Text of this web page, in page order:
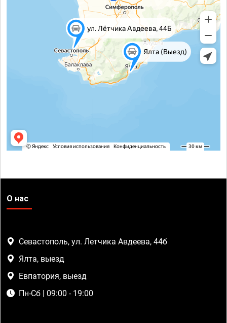
О нас
Севастополь, ул. Летчика Авдеева, 44б
Ялта, выезд
Евпатория, выезд
Пн-Сб | 09:00 - 19:00